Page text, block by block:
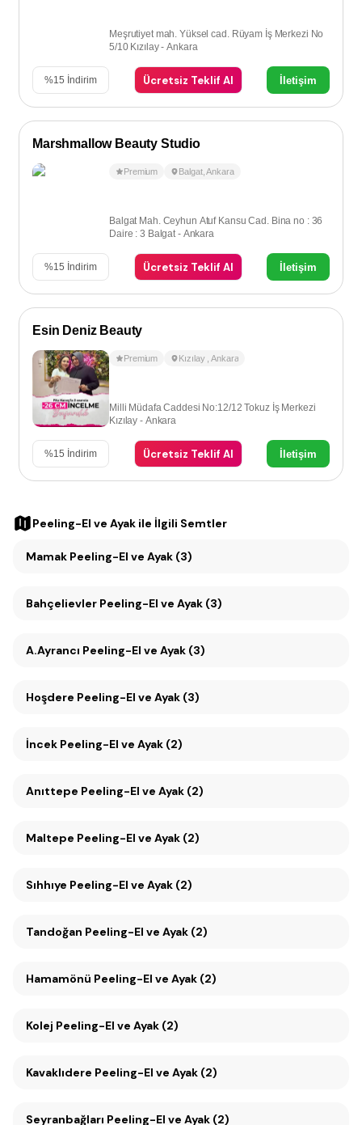
Meşrutiyet mah. Yüksel cad. Rüyam İş Merkezi No
5/10 Kızılay - Ankara
%15 İndirim Ücretsiz Teklif Al İletişim
Marshmallow Beauty Studio
Premium Balgat,Ankara
Balgat Mah. Ceyhun Atuf Kansu Cad. Bina no : 36
Daire : 3 Balgat - Ankara
%15 İndirim Ücretsiz Teklif Al İletişim
Esin Deniz Beauty
Premium Kızılay ,Ankara
Milli Müdafa Caddesi No:12/12 Tokuz İş Merkezi
Kızılay - Ankara
%15 İndirim Ücretsiz Teklif Al İletişim
Peeling-El ve Ayak ile İlgili Semtler
Mamak Peeling-El ve Ayak (3)
Bahçelievler Peeling-El ve Ayak (3)
A.Ayrancı Peeling-El ve Ayak (3)
Hoşdere Peeling-El ve Ayak (3)
İncek Peeling-El ve Ayak (2)
Anıttepe Peeling-El ve Ayak (2)
Maltepe Peeling-El ve Ayak (2)
Sıhhıye Peeling-El ve Ayak (2)
Tandoğan Peeling-El ve Ayak (2)
Hamamönü Peeling-El ve Ayak (2)
Kolej Peeling-El ve Ayak (2)
Kavaklıdere Peeling-El ve Ayak (2)
Seyranbağları Peeling-El ve Ayak (2)